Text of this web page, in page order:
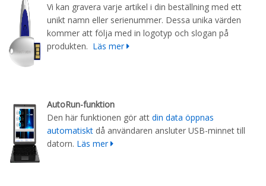
Vi kan gravera varje artikel i din beställning med ett
unikt namn eller serienummer. Dessa unika värden
kommer att följa med in logotyp och slogan på
produkten. Läs mer
AutoRun-funktion
Den här funktionen gör att din data öppnas
automatiskt då användaren ansluter USB-minnet till
datorn. Läs mer